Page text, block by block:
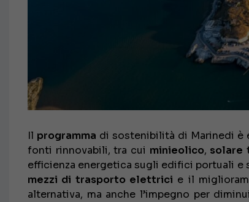
Il programma di sostenibilità di Marinedi è
fonti rinnovabili, tra cui minieolico, solare
efficienza energetica sugli edifici portuali e
mezzi di trasporto elettrici e il
alternativa, ma anche l’impegno per